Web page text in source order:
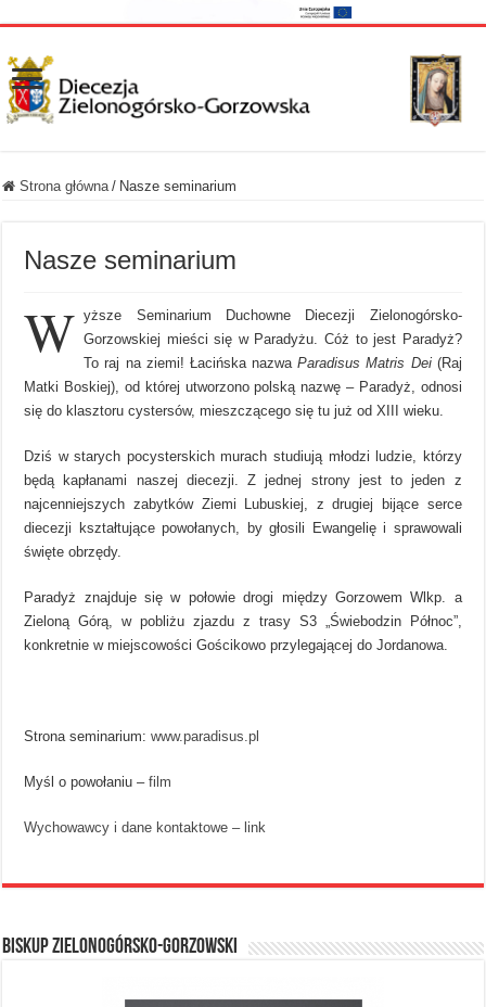
Strona główna / Nasze seminarium
Nasze seminarium
W yższe Seminarium Duchowne Diecezji Zielonogórsko-
Gorzowskiej mieści się w Paradyżu. Cóż to jest Paradyż?
To raj na ziemi! Łacińska nazwaParadisus Matris Dei(Raj
Matki Boskiej), od której utworzono polską nazwę – Paradyż, odnosi
się do klasztoru cystersów, mieszczącego się tu już od XIII wieku.
Dziś w starych pocysterskich murach studiują młodzi ludzie, którzy
będą kapłanami naszej diecezji. Z jednej strony jest to jeden z
najcenniejszych zabytków Ziemi Lubuskiej, z drugiej bijące serce
diecezji kształtujące powołanych, by głosili Ewangelię i sprawowali
święte obrzędy.
Paradyż znajduje się w połowie drogi między Gorzowem Wlkp. a
Zieloną Górą, w pobliżu zjazdu z trasy S3 „Świebodzin Północ”,
konkretnie w miejscowości Gościkowo przylegającej do Jordanowa.
Strona seminarium:www.paradisus.pl
Myśl o powołaniu –film
Wychowawcy i dane kontaktowe – link
BISKUP ZIELONOGÓRSKO-GORZOWSKI